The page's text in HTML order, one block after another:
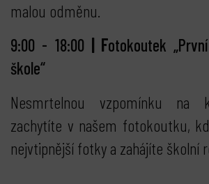
malou odměnu.
9:00 - 18:00
Fotokoutek
škole“
Nesmrtelnou vzpomínku na
zachytíte v našem fotokoutku,
nejvtipnější fotky a zahájíte školní